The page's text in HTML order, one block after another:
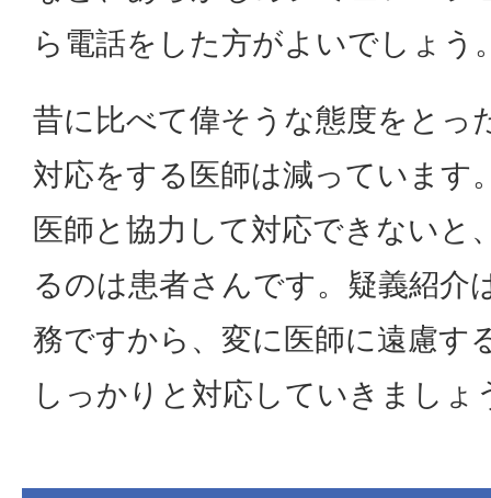
ら電話をした方がよいでしょう
昔に比べて偉そうな態度をとっ
対応をする医師は減っています
医師と協力して対応できないと
るのは患者さんです。疑義紹介
務ですから、変に医師に遠慮す
しっかりと対応していきましょ